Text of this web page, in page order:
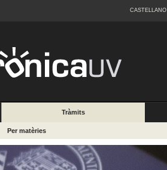
CASTELLANO
Tràmits
Per matèries